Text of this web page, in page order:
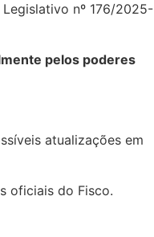
nº 176/2025-
pelos poderes
atualizações em
oficiais do Fisco.